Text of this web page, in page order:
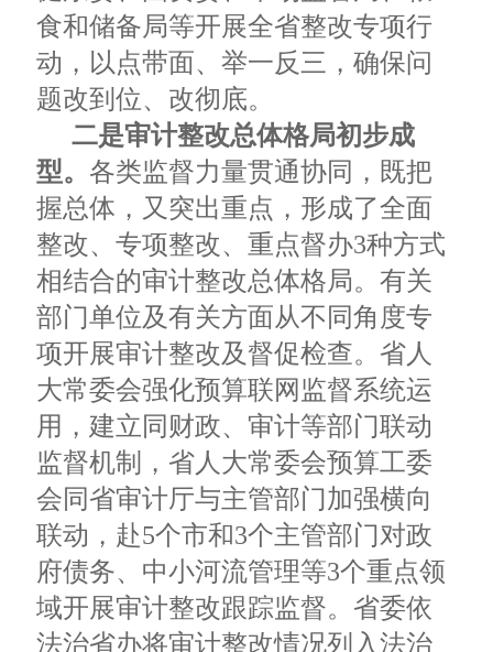
食和储备局等开展全省整改专项行
动，以点带面、举一反三，确保问
题改到位、改彻底。
二是审计整改总体格局初步成
型。各类监督力量贯通协同，既把
握总体，又突出重点，形成了全面
整改、专项整改、重点督办3种方式
相结合的审计整改总体格局。有关
部门单位及有关方面从不同角度专
项开展审计整改及督促检查。省人
大常委会强化预算联网监督系统运
用，建立同财政、审计等部门联动
监督机制，省人大常委会预算工委
会同省审计厅与主管部门加强横向
联动，赴5个市和3个主管部门对政
府债务、中小河流管理等3个重点领
域开展审计整改跟踪监督。省委依
法治省办将审计整改情况列入法治